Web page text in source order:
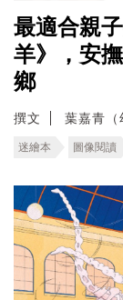
最適合親
羊》，安
鄉
撰文 葉嘉青（
迷繪本 圖像閱讀